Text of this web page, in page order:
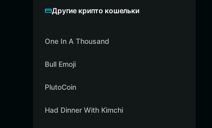
Другие крипто кошельки
One In A Thousand
Bull Emoji
PlutoCoin
Had Dinner With Kimchi